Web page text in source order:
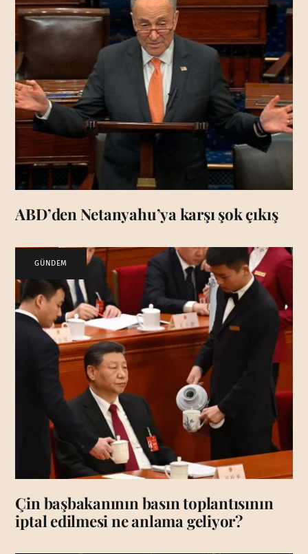
ABD’den Netanyahu’ya karşı şok çıkış
GÜNDEM
Çin başbakanının basın toplantısının
iptal edilmesi ne anlama geliyor?